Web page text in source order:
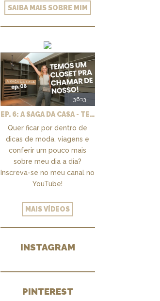
SAIBA MAIS SOBRE MIM
36:13
EP. 6: A SAGA DA CASA - TEMOS UM CLOSET PRA CHAMAR DE NOSSO + MARCENARIA E PAISAGISMO
Quer ficar por dentro de
dicas de moda, viagens e
conferir um pouco mais
sobre meu dia a dia?
Inscreva-se no meu canal no
YouTube!
MAIS VÍDEOS
INSTAGRAM
PINTEREST